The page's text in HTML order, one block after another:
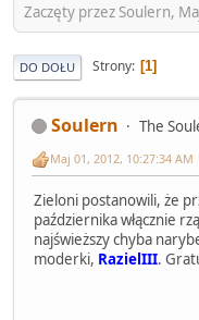
Zaczęty przez Soulern,
DO DOŁU Strony 1
Soulern The
Maj 01, 2012, 10:27:34 AM
Zieloni postanowili, że
października włącznie
najświeższy chyba
moderki, RazielIII.